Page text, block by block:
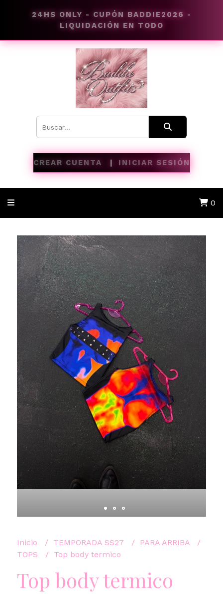
24HS ONLY - CUPÓN BADDIE2026 -
LIQUIDACIÓN EN TODO
CREAR CUENTA INICIAR SESIÓN
0
Inicio TEMPORADA SS27
PARA ARRIBA
TOPS
Top body termico
Top body termico